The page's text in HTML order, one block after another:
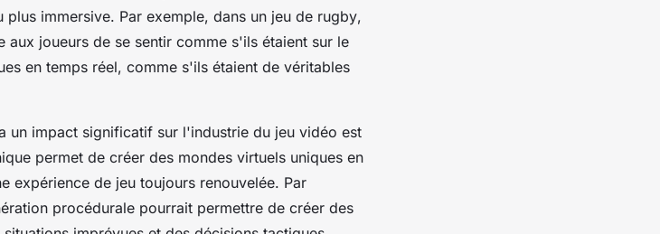
immersive. Par exemple, dans un jeu de rugby,
aux joueurs de se sentir comme s'ils étaient sur le
en temps réel, comme s'ils étaient de véritables
un impact significatif sur l'industrie du jeu vidéo est
permet de créer des mondes virtuels uniques en
expérience de jeu toujours renouvelée. Par
procédurale pourrait permettre de créer des